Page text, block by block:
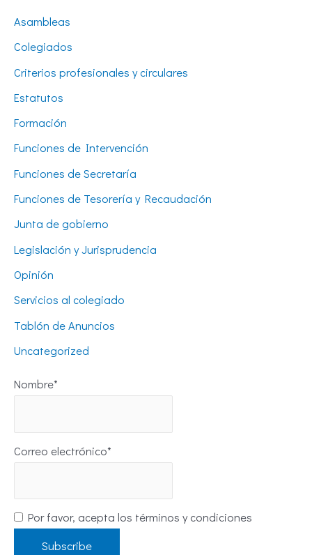
Asambleas
Colegiados
Criterios profesionales y circulares
Estatutos
Formación
Funciones de Intervención
Funciones de Secretaría
Funciones de Tesorería y Recaudación
Junta de gobierno
Legislación y Jurisprudencia
Opinión
Servicios al colegiado
Tablón de Anuncios
Uncategorized
Nombre*
Correo electrónico*
Por favor, acepta los términos y condiciones